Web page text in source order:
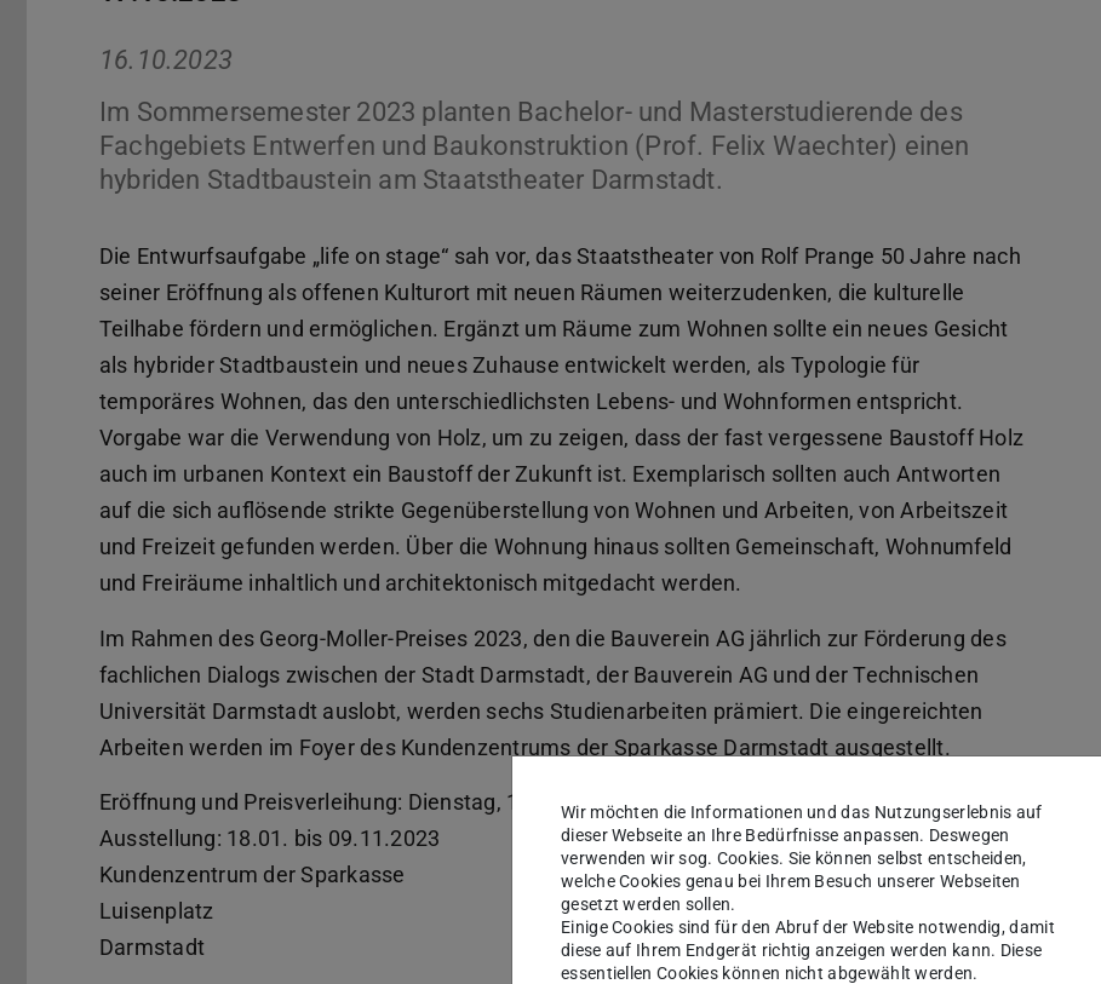
16.10.2023
Im Sommersemester 2023 planten Bachelor- und Masterstudierende des
Fachgebiets Entwerfen und Baukonstruktion (Prof. Felix Waechter) einen
hybriden Stadtbaustein am Staatstheater Darmstadt.
Die Entwurfsaufgabe „life on stage“ sah vor, das Staatstheater von Rolf Prange 50 Jahre nach
seiner Eröffnung als offenen Kulturort mit neuen Räumen weiterzudenken, die kulturelle
Teilhabe fördern und ermöglichen. Ergänzt um Räume zum Wohnen sollte ein neues Gesicht
als hybrider Stadtbaustein und neues Zuhause entwickelt werden, als Typologie für
temporäres Wohnen, das den unterschiedlichsten Lebens- und Wohnformen entspricht.
Vorgabe war die Verwendung von Holz, um zu zeigen, dass der fast vergessene Baustoff Holz
auch im urbanen Kontext ein Baustoff der Zukunft ist. Exemplarisch sollten auch Antworten
auf die sich auflösende strikte Gegenüberstellung von Wohnen und Arbeiten, von Arbeitszeit
und Freizeit gefunden werden. Über die Wohnung hinaus sollten Gemeinschaft, Wohnumfeld
und Freiräume inhaltlich und architektonisch mitgedacht werden.
Im Rahmen des Georg-Moller-Preises 2023, den die Bauverein AG jährlich zur Förderung des
fachlichen Dialogs zwischen der Stadt Darmstadt, der Bauverein AG und der Technischen
Universität Darmstadt auslobt, werden sechs Studienarbeiten prämiert. Die eingereichten
Arbeiten werden im Foyer des Kundenzentrums der Sparkasse Darmstadt ausgestellt.
Eröffnung und Preisverleihung: Dienstag, 17.10.2023, 19.00 Uhr
Ausstellung: 18.01. bis 09.11.2023
Kundenzentrum der Sparkasse
Luisenplatz
Darmstadt
Wir möchten die Informationen und das Nutzungserlebnis auf
dieser Webseite an Ihre Bedürfnisse anpassen. Deswegen
verwenden wir sog. Cookies. Sie können selbst entscheiden,
welche Cookies genau bei Ihrem Besuch unserer Webseiten
gesetzt werden sollen.
Einige Cookies sind für den Abruf der Website notwendig, damit
diese auf Ihrem Endgerät richtig anzeigen werden kann. Diese
essentiellen Cookies können nicht abgewählt werden.